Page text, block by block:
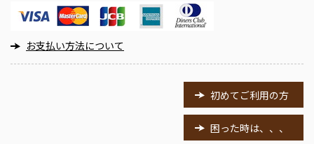
お支払い方法について
初めてご利用の方
困った時は、、、